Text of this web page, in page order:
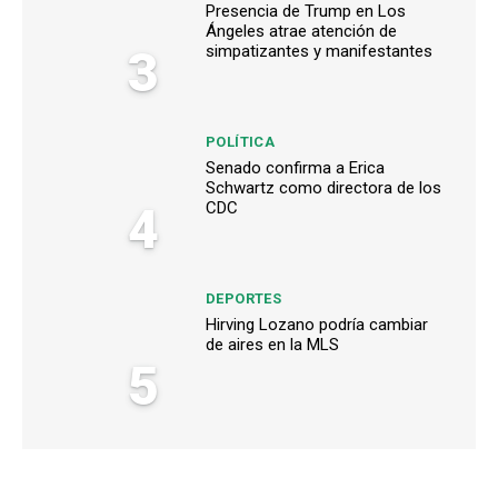
3
Presencia de Trump en Los
Ángeles atrae atención de
simpatizantes y manifestantes
4
POLÍTICA
Senado confirma a Erica
Schwartz como directora de los
CDC
5
DEPORTES
Hirving Lozano podría cambiar
de aires en la MLS